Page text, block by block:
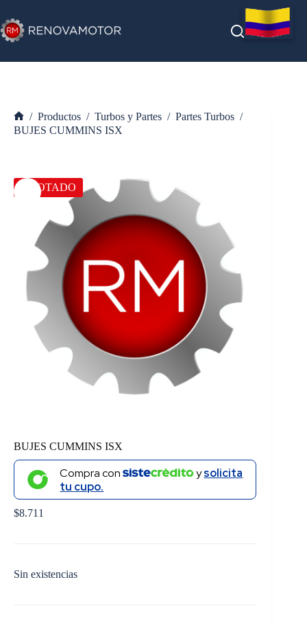
al
contenido
Inicio
/ Productos / Turbos y Partes / Partes Turbos /
BUJES CUMMINS ISX
AGOTADO
BUJES CUMMINS ISX
Compra con ysolicita
tu cupo.
$8.711
Sin existencias